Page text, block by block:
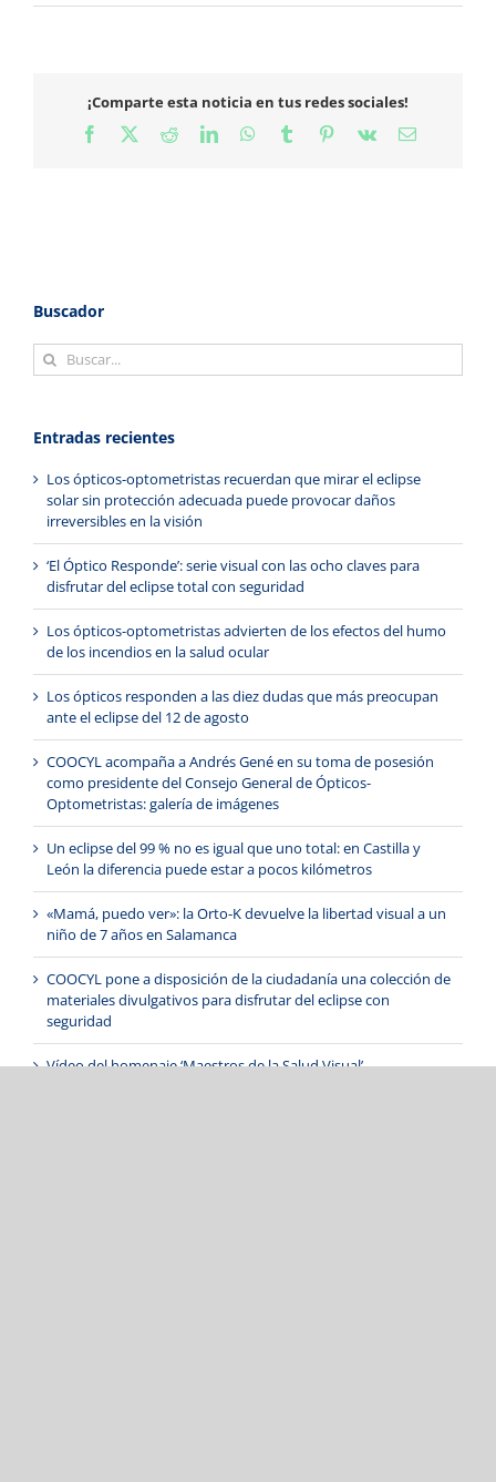
¡Comparte esta noticia en tus redes sociales!
Facebook
X RedditLinkedInWhatsApp
TumblrPinterest
Vk
Correo
Buscador
Buscar:
Entradas recientes
Los ópticos-optometristas recuerdan que mirar el eclipse
solar sin protección adecuada puede provocar daños
irreversibles en la visión
‘El Óptico Responde’: serie visual con las ocho claves para
disfrutar del eclipse total con seguridad
Los ópticos-optometristas advierten de los efectos del humo
de los incendios en la salud ocular
Los ópticos responden a las diez dudas que más preocupan
ante el eclipse del 12 de agosto
COOCYL acompaña a Andrés Gené en su toma de posesión
como presidente del Consejo General de Ópticos-
Optometristas: galería de imágenes
Un eclipse del 99 % no es igual que uno total: en Castilla y
León la diferencia puede estar a pocos kilómetros
«Mamá, puedo ver»: la Orto-K devuelve la libertad visual a un
niño de 7 años en Salamanca
COOCYL pone a disposición de la ciudadanía una colección de
materiales divulgativos para disfrutar del eclipse con
seguridad
Vídeo del homenaje ‘Maestros de la Salud Visual’